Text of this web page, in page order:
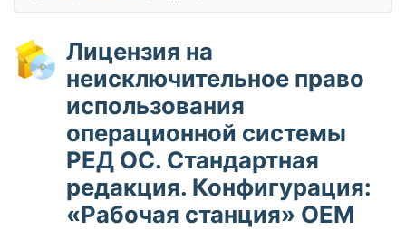
Лицензия на
неисключительное право
использования
операционной системы
РЕД ОС. Стандартная
редакция. Конфигурация:
«Рабочая станция» OEM